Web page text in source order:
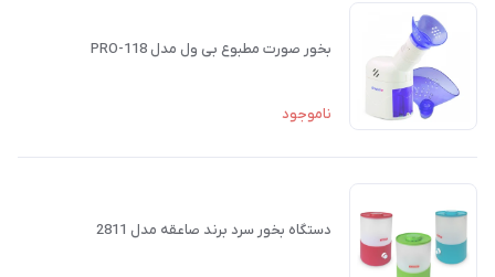
بخور صورت مطبوع بی ول مدل PRO-118
ناموجود
دستگاه بخور سرد برند صاعقه مدل 2811